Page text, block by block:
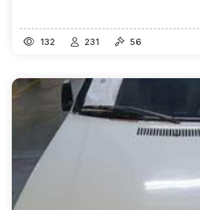
132 231 56